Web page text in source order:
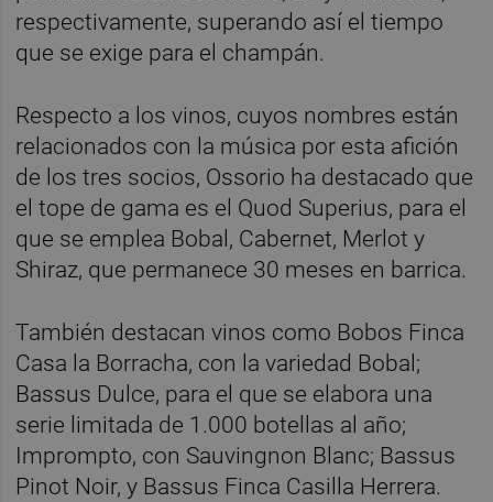
respectivamente, superando así el tiempo
que se exige para el champán.
Respecto a los vinos, cuyos nombres están
relacionados con la música por esta afición
de los tres socios, Ossorio ha destacado que
el tope de gama es el Quod Superius, para el
que se emplea Bobal, Cabernet, Merlot y
Shiraz, que permanece 30 meses en barrica.
También destacan vinos como Bobos Finca
Casa la Borracha, con la variedad Bobal;
Bassus Dulce, para el que se elabora una
serie limitada de 1.000 botellas al año;
Imprompto, con Sauvingnon Blanc; Bassus
Pinot Noir, y Bassus Finca Casilla Herrera.